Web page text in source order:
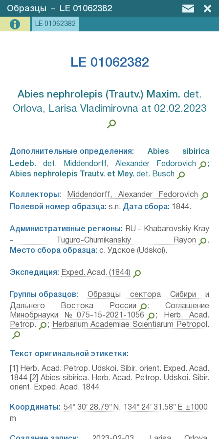
Образцы – LE 01062382
LE 01062382
LE 01062382
Abies nephrolepis (Trautv.) Maxim.⁣ det.
Orlova, Larisa Vladimirovna at 02.02.2023
Дополнительные определения:
Abies sibirica
Ledeb.⁣ det. Middendorff, Alexander Fedorovich
;
Abies nephrolepis Trautv. et Mey.⁣ det. Busch
Коллекторы:
Middendorff, Alexander Fedorovich
Полевой номер образца: s.n. Дата сбора: 1844.
Административные регионы:
RU - Khabarovskiy Kray
- Tuguro-Chumikanskiy Rayon
.
Место сбора образца: с. Удское (Udskoi).
Экспедиция: Exped. Acad. (1844)
Группы образцов:
Образцы сектора Сибири и
Дальнего Востока России
; Соглашение
Минобрнауки №075-15-2021-1056
;
Herb. Acad.
Petrop.
; Herbarium Academiae Scientiarum Petropol.
Текст оригинальной этикетки:
[1] Herb. Acad. Petrop. Udskoi. Sibir. orient. Exped. Acad.
1844 [2] Abies sibirica. Herb. Acad. Petrop. Udskoi. Sibir.
orient. Exped. Acad. 1844
Координаты: 54° 30′ 28.79″ N, 134° 24′ 31.58″ E ±1000
m